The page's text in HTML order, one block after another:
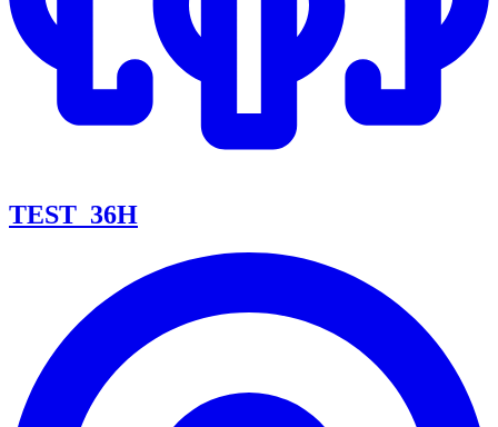
TEST_36H